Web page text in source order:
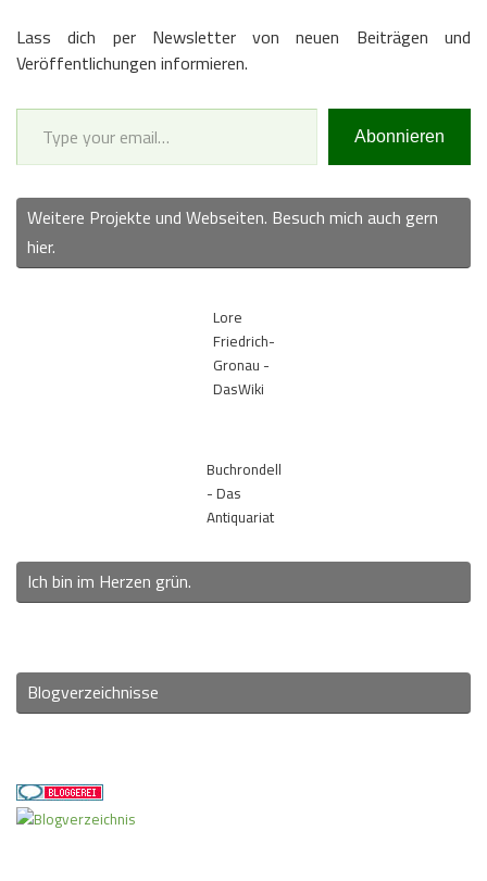
Lass dich per Newsletter von neuen Beiträgen und
Veröffentlichungen informieren.
Type your email…
Abonnieren
Weitere Projekte und Webseiten. Besuch mich auch gern
hier.
Lore
Friedrich-
Gronau -
DasWiki
Buchrondell
- Das
Antiquariat
Ich bin im Herzen grün.
Blogverzeichnisse